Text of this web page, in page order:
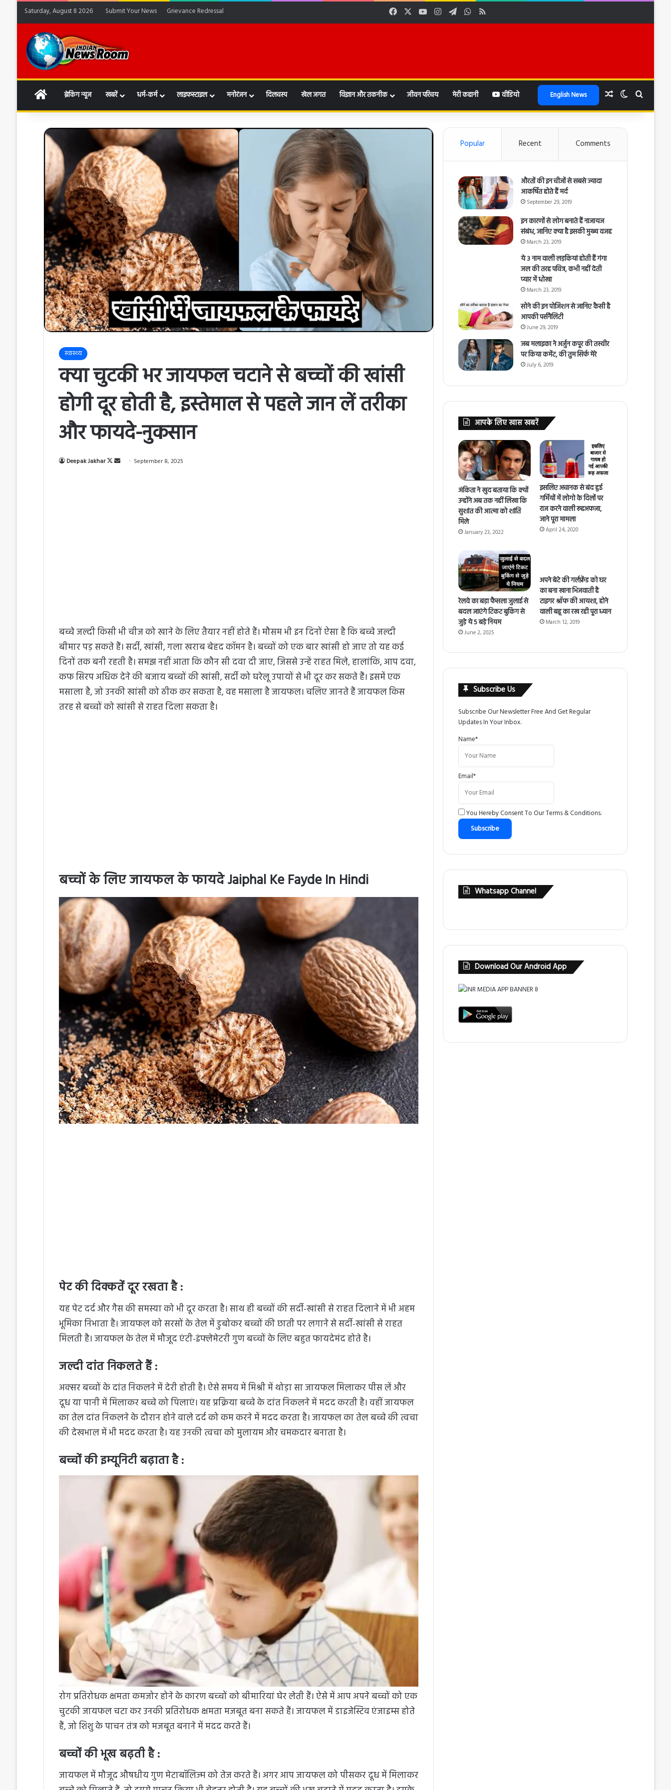
Saturday, August 8 2026 Submit Your News Grievance Redressal FacebookYouTubeInstagramTelegramWhatsApp
HOMEब्रेकिंग न्यूज खबरें धर्म-कर्म लाइफस्टाइल मनोरंजन दिलचस्प खेल जगत विज्ञान और तकनीक जीवन परिचय मेरी कहानी वीडियो English News Random Article
Switch skin
Search
स्वास्थ्य
क्या चुटकी भर जायफल चटाने से बच्चों की खांसी
होगी दूर होती है, इस्तेमाल से पहले जान लें तरीका
और फायदे-नुकसान
Deepak Jakhar
F S
September 8, 2025
बच्चे जल्दी किसी भी चीज को खाने के लिए तैयार नहीं होते हैं। मौसम भी इन दिनों ऐसा है कि बच्चे जल्दी
बीमार पड़ सकते हैं। सर्दी, खांसी, गला खराब बेहद कॉमन है। बच्चों को एक बार खांसी हो जाए तो यह कई
दिनों तक बनी रहती है। समझ नहीं आता कि कौन सी दवा दी जाए, जिससे उन्हें राहत मिले, हालांकि, आप दवा,
कफ सिरप अधिक देने की बजाय बच्चों की खांसी, सर्दी को घरेलू उपायों से भी दूर कर सकते हैं। इसमें एक
मसाला है, जो उनकी खांसी को ठीक कर सकता है, वह मसाला है जायफल। चलिए जानते हैं जायफल किस
तरह से बच्चों को खांसी से राहत दिला सकता है।
बच्चों के लिए जायफल के फायदे Jaiphal Ke Fayde In Hindi
पेट की दिक्कतें दूर रखता है :
यह पेट दर्द और गैस की समस्या को भी दूर करता है। साथ ही बच्चों की सर्दी-खांसी से राहत दिलाने में भी अहम
भूमिका निभाता है। जायफल को सरसों के तेल में डुबोकर बच्चों की छाती पर लगाने से सर्दी-खांसी से राहत
मिलती है। जायफल के तेल में मौजूद एंटी-इंफ्लेमेटरी गुण बच्‍चों के लिए बहुत फायदेमंद होते है।
जल्दी दांत निकलते हैं :
अक्सर बच्चों के दांत निकलने में देरी होती है। ऐसे समय में मिश्री में थोड़ा सा जायफल मिलाकर पीस लें और
दूध या पानी में मिलाकर बच्चे को पिलाएं। यह प्रक्रिया बच्चे के दांत निकलने में मदद करती है। वहीं जायफल
का तेल दांत निकलने के दौरान होने वाले दर्द को कम करने में मदद करता है। जायफल का तेल बच्चे की त्वचा
की देखभाल में भी मदद करता है। यह उनकी त्वचा को मुलायम और चमकदार बनाता है।
बच्चों की इम्यूनिटी बढ़ाता है :
रोग प्रतिरोधक क्षमता कमजोर होने के कारण बच्‍चों को बीमारियां घेर लेती हैं। ऐसे में आप अपने बच्चों को एक
चुटकी जायफल चटा कर उनकी प्रतिरोधक क्षमता मजबूत बना सकते हैं। जायफल में डाइजेस्टिव एंजाइम्स होते
हैं, जो शिशु के पाचन तंत्र को मजबूत बनाने में मदद करते हैं।
बच्चों की भूख बढ़ती है :
जायफल में मौजूद औषधीय गुण मेटाबॉलिज्म को तेज करते हैं। अगर आप जायफल को पीसकर दूध में मिलाकर
Popular Recent Comments
औरतों की इन चीजों से सबसे ज्यादा
आकर्षित होते हैं मर्द
September 29, 2019
इन कारणों से लोग बनाते हैं नाजायज
संबंध, जानिए क्या है इसकी मुख्य वजह
March 23, 2019
ये 3 नाम वाली लड़कियां होती हैं गंगा
जल की तरह पवित्र, कभी नहीं देती
प्यार में धोखा
March 23, 2019
सोने की इन पोजिशन से जानिए कैसी है
आपकी पर्सनैलिटी
June 29, 2019
जब मलाइका ने अर्जुन कपूर की तस्वीर
पर किया कमेंट, की तुम सिर्फ मेरे
July 6, 2019
आपके लिए खास खबरें
अंकिता ने खुद बताया कि क्यों
उन्होंने अब तक नहीं लिखा कि
सुशांत की आत्मा को शांति
मिले
January 23, 2022
इसलिए अचानक से बंद हुई
गर्मियों में लोगो के दिलों पर
राज करने वाली रूहअफजा,
जाने पूरा मामला
April 24, 2020
रेलवे का बड़ा फैसला जुलाई से
बदल जाएंगे टिकट बुकिंग से
जुड़े ये 5 बड़े नियम
June 2, 2025
अपने बेटे की गर्लफ्रेंड को घर
का बना खाना भिजवाती है
टाइगर श्रॉफ की आयशा, होने
वाली बहू का रख रही पूरा ध्यान
March 12, 2019
Subscribe Us
Subscribe Our Newsletter Free And Get Regular
Updates In Your Inbox.
Name*
Email*
You Hereby Consent To OurTerms & Conditions.
Whatsapp Channel
Download Our Android App